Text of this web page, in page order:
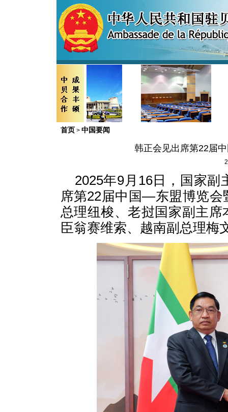
首页 > 中国要闻
韩正会见出席第22届
2025年9月16日，国家
席第22届中国—东盟博览
总理纽梭、老挝国家副主
臣翁赛维索、越南副总理梅